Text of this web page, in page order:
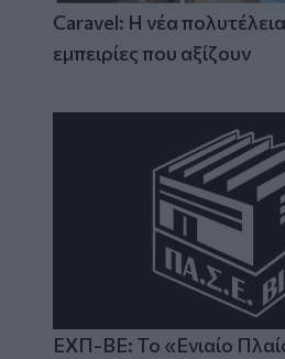
Caravel: Η νέα
εμπειρίες που αξίζουν
ΕΧΠ-ΒΕ: Το «Ενιαίο